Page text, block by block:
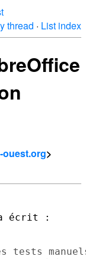
thread · List index
ouest.org>
tests